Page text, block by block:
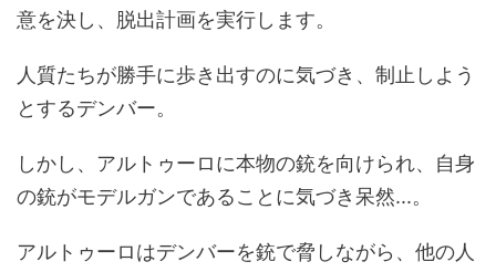
意を決し、脱出計画を実行します。
人質たちが勝手に歩き出すのに気づき、制止しよう
とするデンバー。
しかし、アルトゥーロに本物の銃を向けられ、自身
の銃がモデルガンであることに気づき呆然...。
アルトゥーロはデンバーを銃で脅しながら、他の人